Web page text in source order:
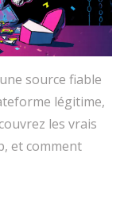
source fiable
légitime,
les vrais
et comment